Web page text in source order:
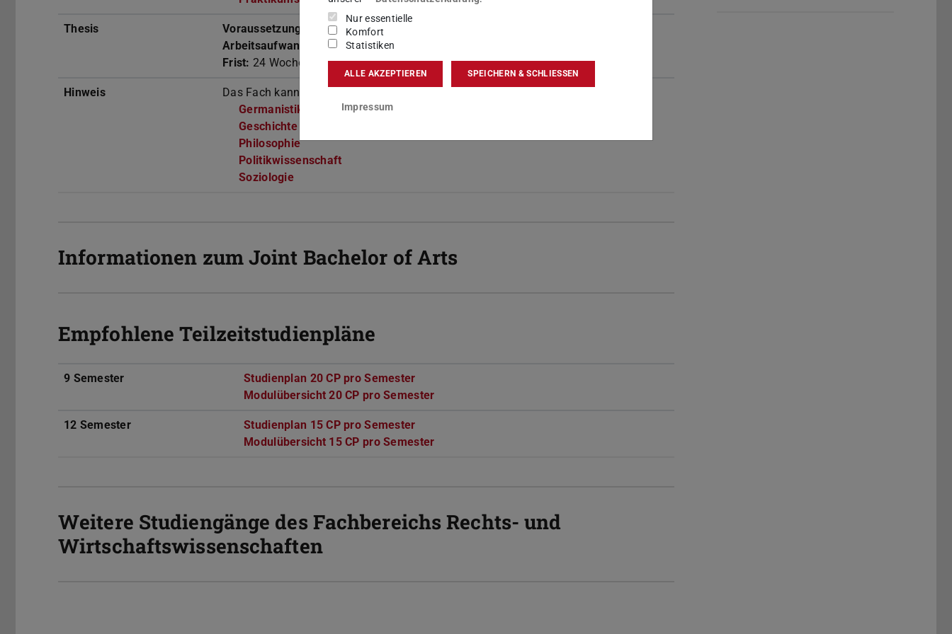
Thesis Voraussetzungen:
mindestens 120 CP
Arbeitsaufwand:
360 Stunden
Frist: 24 Wochen
Hinweis
Das Fach kann nur zusammen mit einem der folgenden Fächer belegt werden:
Germanistik
(wird in neuem Tab geöffnet)
Geschichte(wird in neuem Tab geöffnet)
Philosophie(wird in neuem Tab geöffnet)
Politikwissenschaft
Soziologie(wird in neuem Tab geöffnet)
Informationen zum Joint Bachelor of Arts
Empfohlene Teilzeitstudienpläne
9 Semester Studienplan 20 CP pro Semester
Modulübersicht 20 CP pro Semester
12 Semester Studienplan 15 CP pro Semester
Modulübersicht 15 CP pro Semester
Weitere Studiengänge des Fachbereichs Rechts- und
Wirtschaftswissenschaften
Nur essentielle
Komfort
Statistiken
ALLE AKZEPTIEREN SPEICHERN & SCHLIESSEN
Impressum